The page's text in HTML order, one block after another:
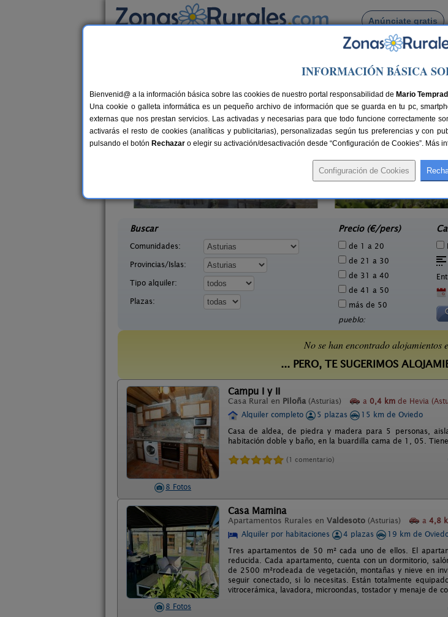
Anúnciate gratis
Busca por pueblo
Casas Rurales cerca de Hevia
18 €
La Llosuca
Buscar
Comunidades:
Provincias/Islas:
Tipo alquiler:
Plazas:
Precio (€/pers)
de 1 a 20
de 21 a 30
de 31 a 40
de 41 a 50
más de 50
pueblo:
No se han encontrado alojamientos
... PERO, TE SUGERIMOS
8 Fotos
Campu I y II
Casa Rural en Piloña (Asturias) a 0,4 km de Hevia
Alquiler completo
5 plazas
15 km de Oviedo
Casa de aldea, de piedra y madera para 5 personas,
habitación doble y baño, en la buardilla cama de 1, 05.
(1 comentario)
8 Fotos
Casa Mamina
Apartamentos Rurales en Valdesoto (Asturias) a 4,8
Alquiler por habitaciones
4 plazas
19 km de
Tres apartamentos de 50 m² cada uno de ellos. El
reducida. Cada apartamento, cuenta con un dormitorio,
de 2500 m²rodeada de vegetación, montañas y nieve en
seguir conectado, si lo necesitas. Están totalmente
vitrocerámica, lavadora, microondas, tostador y menaje de
INFORMACIÓN BÁSICA
Bienvenid@ a la información básica sobre las cookies de nuestro portal responsabilidad de Mario
Una cookie o galleta informática es un pequeño archivo de información que se guarda en tu pc,
externas que nos prestan servicios. Las activadas y necesarias para que todo funcione correctamente
activarás el resto de cookies (analíticas y publicitarias), personalizadas según tus preferencias y con
pulsando el botón Rechazar o elegir su activación/desactivación desde “Configuración de Cookies”. Más